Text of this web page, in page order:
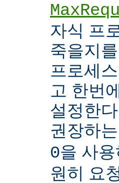
자식 프
죽을지
프로세
고 한번
설정한
권장하
0을 사
원히 요